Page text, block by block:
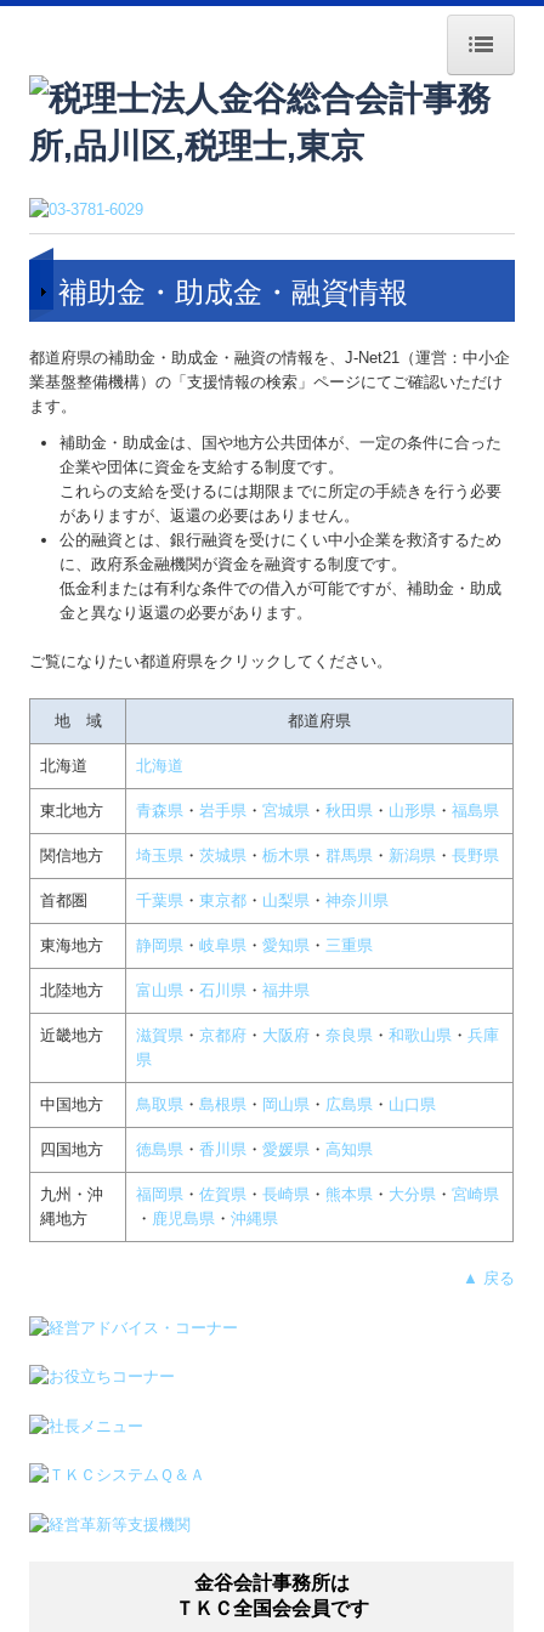
HOME
事務所紹介
業務案内
交通案内
リンク集
お問合せ
経営改善オンデマンド講座
補助金・助成金・融資情報
関与先向け融資商品ご紹介
社長メニューASP版
金谷会計事務所は
ＴＫＣ全国会会員です
補助金・助成金・融資情報
都道府県の補助金・助成金・融資の情報を、J-Net21（運営：中小企
業基盤整備機構）の「支援情報の検索」ページにてご確認いただけ
ます。
補助金・助成金は、国や地方公共団体が、一定の条件に合った
企業や団体に資金を支給する制度です。
これらの支給を受けるには期限までに所定の手続きを行う必要
がありますが、返還の必要はありません。
公的融資とは、銀行融資を受けにくい中小企業を救済するため
に、政府系金融機関が資金を融資する制度です。
低金利または有利な条件での借入が可能ですが、補助金・助成
金と異なり返還の必要があります。
ご覧になりたい都道府県をクリックしてください。
地 域 都道府県
北海道 北海道
東北地方 青森県 ・岩手県 ・宮城県 ・秋田県 ・ 山形県 ・福島県
関信地方 埼玉県 ・茨城県 ・栃木県 ・群馬県 ・ 新潟県 ・長野県
首都圏 千葉県 ・東京都 ・ 山梨県 ・神奈川県
東海地方 静岡県 ・岐阜県 ・愛知県 ・ 三重県
北陸地方 富山県 ・石川県 ・福井県
近畿地方 滋賀県 ・京都府 ・ 大阪府 ・奈良県 ・和歌山県 ・兵庫
県
中国地方 鳥取県 ・島根県 ・ 岡山県 ・ 広島県 ・ 山口県
四国地方 徳島県 ・香川県 ・愛媛県 ・高知県
九州・沖
縄地方
福岡県 ・佐賀県 ・長崎県 ・ 熊本県 ・ 大分県 ・宮崎県
・ 鹿児島県 ・沖縄県
▲ 戻る